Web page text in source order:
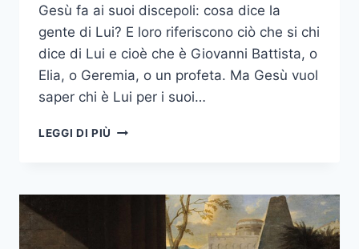
Gesù fa ai suoi discepoli: cosa dice la
gente di Lui? E loro riferiscono ciò che si chi
dice di Lui e cioè che è Giovanni Battista, o
Elia, o Geremia, o un profeta. Ma Gesù vuol
saper chi è Lui per i suoi…
LEGGI DI PIÙ